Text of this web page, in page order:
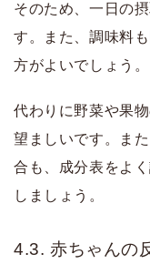
そのため、一日の
す。また、調味料
方がよいでしょう。
代わりに野菜や果
望ましいです。ま
合も、成分表をよ
しましょう。
4.3. 赤ちゃんの